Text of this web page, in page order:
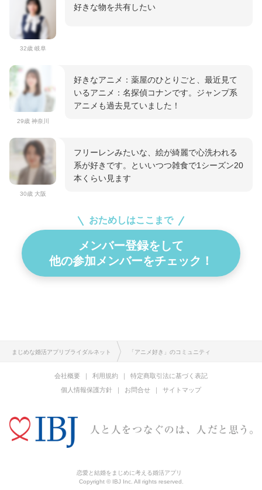
32歳 岐阜
好きな物を共有したい
29歳 神奈川
好きなアニメ：薬屋のひとりごと、最近見て
いるアニメ：名探偵コナンです。ジャンプ系
アニメも過去見ていました！
30歳 大阪
フリーレンみたいな、絵が綺麗で心洗われる
系が好きです。といいつつ雑食で1シーズン20
本くらい見ます
おためしはここまで
メンバー登録をして
他の参加メンバーをチェック！
まじめな婚活アプリブライダルネット 「アニメ好き」のコミュニティ
会社概要 利用規約
特定商取引法に基づく表記
個人情報保護方針
お問合せ サイトマップ
恋愛と結婚をまじめに考える婚活アプリ
Copyright © IBJ Inc. All rights reserved.